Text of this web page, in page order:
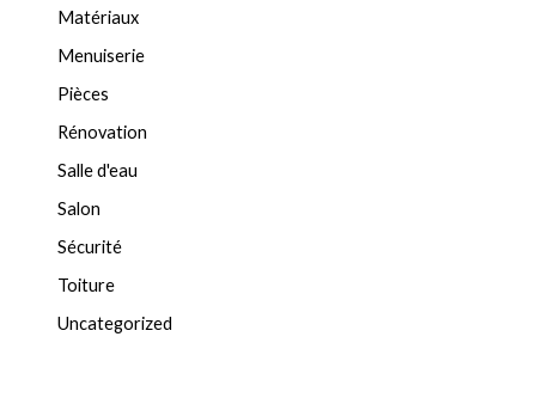
Matériaux
Menuiserie
Pièces
Rénovation
Salle d'eau
Salon
Sécurité
Toiture
Uncategorized